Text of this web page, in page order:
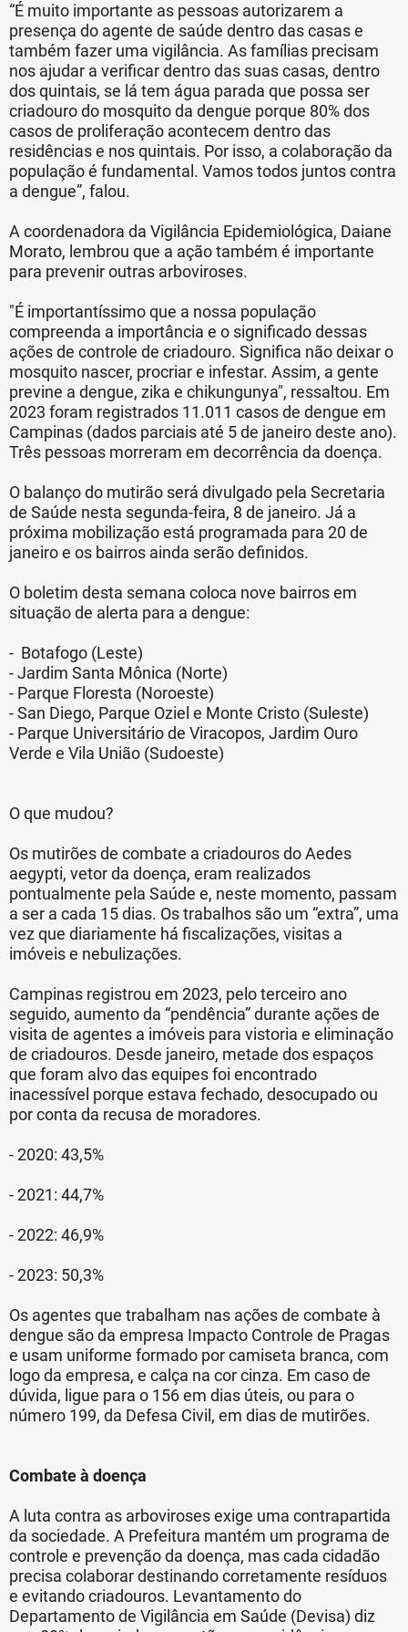
“É muito importante as pessoas autorizarem a
presença do agente de saúde dentro das casas e
também fazer uma vigilância. As famílias precisam
nos ajudar a verificar dentro das suas casas, dentro
dos quintais, se lá tem água parada que possa ser
criadouro do mosquito da dengue porque 80% dos
casos de proliferação acontecem dentro das
residências e nos quintais. Por isso, a colaboração da
população é fundamental. Vamos todos juntos contra
a dengue”, falou.
A coordenadora da Vigilância Epidemiológica, Daiane
Morato, lembrou que a ação também é importante
para prevenir outras arboviroses.
"É importantíssimo que a nossa população
compreenda a importância e o significado dessas
ações de controle de criadouro. Significa não deixar o
mosquito nascer, procriar e infestar. Assim, a gente
previne a dengue, zika e chikungunya", ressaltou. Em
2023 foram registrados 11.011 casos de dengue em
Campinas (dados parciais até 5 de janeiro deste ano).
Três pessoas morreram em decorrência da doença.
O balanço do mutirão será divulgado pela Secretaria
de Saúde nesta segunda-feira, 8 de janeiro. Já a
próxima mobilização está programada para 20 de
janeiro e os bairros ainda serão definidos.
O boletim desta semana coloca nove bairros em
situação de alerta para a dengue:
- Botafogo (Leste)
- Jardim Santa Mônica (Norte)
- Parque Floresta (Noroeste)
- San Diego, Parque Oziel e Monte Cristo (Suleste)
- Parque Universitário de Viracopos, Jardim Ouro
Verde e Vila União (Sudoeste)
O que mudou?
Os mutirões de combate a criadouros do Aedes
aegypti, vetor da doença, eram realizados
pontualmente pela Saúde e, neste momento, passam
a ser a cada 15 dias. Os trabalhos são um “extra”, uma
vez que diariamente há fiscalizações, visitas a
imóveis e nebulizações.
Campinas registrou em 2023, pelo terceiro ano
seguido, aumento da “pendência” durante ações de
visita de agentes a imóveis para vistoria e eliminação
de criadouros. Desde janeiro, metade dos espaços
que foram alvo das equipes foi encontrado
inacessível porque estava fechado, desocupado ou
por conta da recusa de moradores.
- 2020: 43,5%
- 2021: 44,7%
- 2022: 46,9%
- 2023: 50,3%
Os agentes que trabalham nas ações de combate à
dengue são da empresa Impacto Controle de Pragas
e usam uniforme formado por camiseta branca, com
logo da empresa, e calça na cor cinza. Em caso de
dúvida, ligue para o 156 em dias úteis, ou para o
número 199, da Defesa Civil, em dias de mutirões.
Combate à doença
A luta contra as arboviroses exige uma contrapartida
da sociedade. A Prefeitura mantém um programa de
controle e prevenção da doença, mas cada cidadão
precisa colaborar destinando corretamente resíduos
e evitando criadouros. Levantamento do
Departamento de Vigilância em Saúde (Devisa) diz